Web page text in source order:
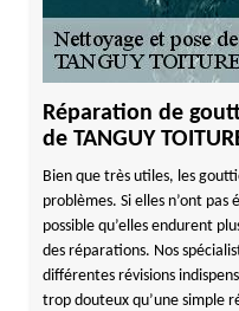
Réparation de
de TANGUY
Bien que très utiles, les
problèmes. Si elles n’ont
possible qu’elles endurent
des réparations. Nos
différentes révisions
trop douteux qu’une simple